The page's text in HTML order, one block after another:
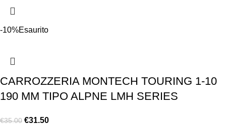
-10%Esaurito
CARROZZERIA MONTECH TOURING 1-10
190 MM TIPO ALPNE LMH SERIES
€35.00 €31.50